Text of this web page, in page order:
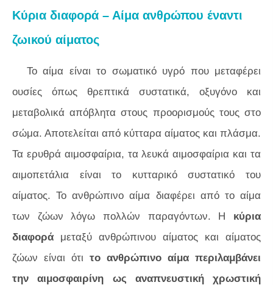
Κύρια διαφορά – Αίμα ανθρώπου έναντι
ζωικού αίματος
Το αίμα είναι το σωματικό υγρό που μεταφέρει
ουσίες όπως θρεπτικά συστατικά, οξυγόνο και
μεταβολικά απόβλητα στους προορισμούς τους στο
σώμα. Αποτελείται από κύτταρα αίματος και πλάσμα.
Τα ερυθρά αιμοσφαίρια, τα λευκά αιμοσφαίρια και τα
αιμοπετάλια είναι το κυτταρικό συστατικό του
αίματος. Το ανθρώπινο αίμα διαφέρει από το αίμα
των ζώων λόγω πολλών παραγόντων. Η κύρια
διαφορά μεταξύ ανθρώπινου αίματος και αίματος
ζώων είναι ότι το ανθρώπινο αίμα περιλαμβάνει
την αιμοσφαιρίνη ως αναπνευστική χρωστική